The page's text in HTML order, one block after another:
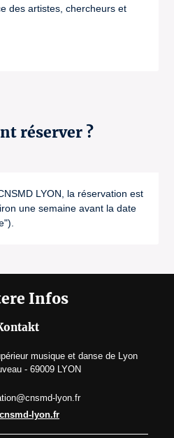
des artistes, chercheurs et
réserver ?
LYON, la réservation est
une semaine avant la date
Infos
musique et danse de Lyon
- 69009 LYON
lyon.fr
lyon.fr